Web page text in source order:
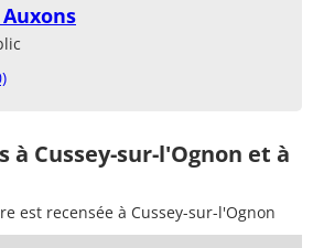
à Cussey-sur-l'Ognon et à
est recensée à Cussey-sur-l'Ognon